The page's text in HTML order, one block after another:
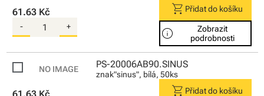
61.63 Kč
- +
shopping_cart Přidat do košíku
info
Zobrazit
podrobnosti
PS-20006AB90.SINUS
znak"sinus", bílá, 50ks
shopping_cart Přidat do košíku